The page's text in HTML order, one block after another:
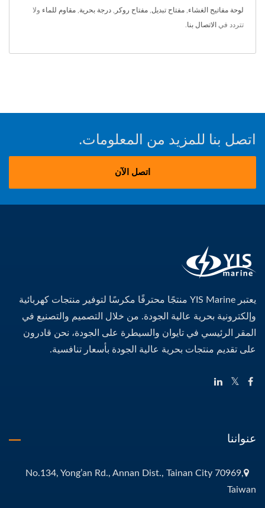
لوحة مفاتيح الغشاء مفتاح تبديل مفتاح روكر درجة بحرية مقاوم للماء ولا
تتردد في الاتصال بنا
اتصل بنا للمزيد من المعلومات.
اتصل الآن
يعتبر YIS Marine منتجًا محترفًا مكرسًا لتوفير منتجات كهربائية
وإلكترونية بحرية عالية الجودة. من خلال التصميم والتصنيع في
المقر الرئيسي في تايوان والسيطرة على الجودة، نحن قادرون
على تقديم منتجات بحرية عالية الجودة بأسعار تنافسية.
عنواننا
No.134, Yong’an Rd., Annan Dist., Tainan City 70969,
Taiwan